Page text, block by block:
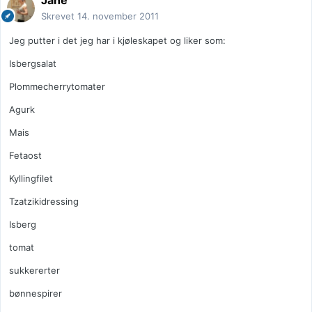
Skrevet 14. november 2011
Jeg putter i det jeg har i kjøleskapet og liker som:
Isbergsalat
Plommecherrytomater
Agurk
Mais
Fetaost
Kyllingfilet
Tzatzikidressing
Isberg
tomat
sukkererter
bønnespirer